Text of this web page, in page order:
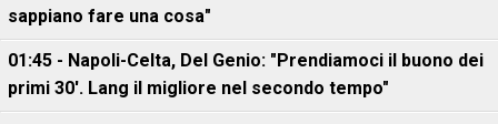
sappiano fare una cosa"
01:45 - Napoli-Celta, Del Genio: "Prendiamoci il buono dei
primi 30'. Lang il migliore nel secondo tempo"